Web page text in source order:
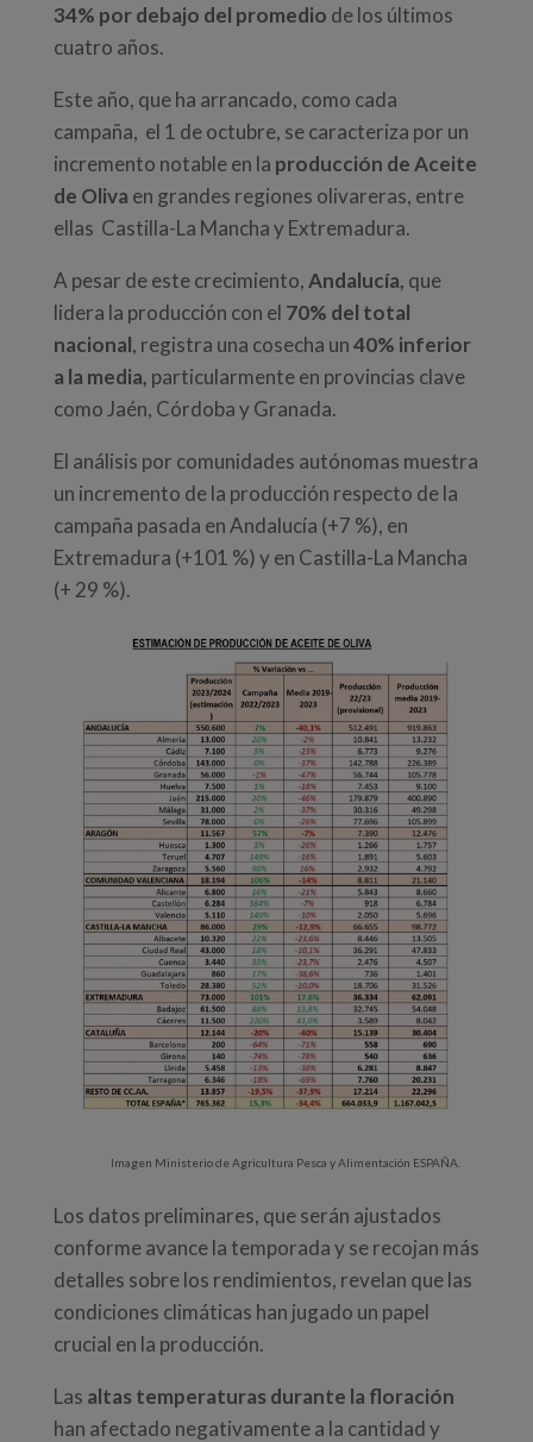
34% por debajo del promedio de los últimos
cuatro años.
Este año, que ha arrancado, como cada
campaña, el 1 de octubre, se caracteriza por un
incremento notable en la producción de Aceite
de Oliva en grandes regiones olivareras, entre
ellas Castilla-La Mancha y Extremadura.
A pesar de este crecimiento,Andalucía, que
lidera la producción con el 70% del total
nacional, registra una cosecha un40% inferior
a la media, particularmente en provincias clave
como Jaén, Córdoba y Granada.
El análisis por comunidades autónomas muestra
un incremento de la producción respecto de la
campaña pasada en Andalucía (+7 %), en
Extremadura (+101 %) y en Castilla-La Mancha
(+ 29 %).
Imagen Ministerio de Agricultura Pesca y Alimentación ESPAÑA.
Los datos preliminares, que serán ajustados
conforme avance la temporada y se recojan más
detalles sobre los rendimientos, revelan que las
condiciones climáticas han jugado un papel
crucial en la producción.
Las altas temperaturas durante la floración
han afectado negativamente a la cantidad y